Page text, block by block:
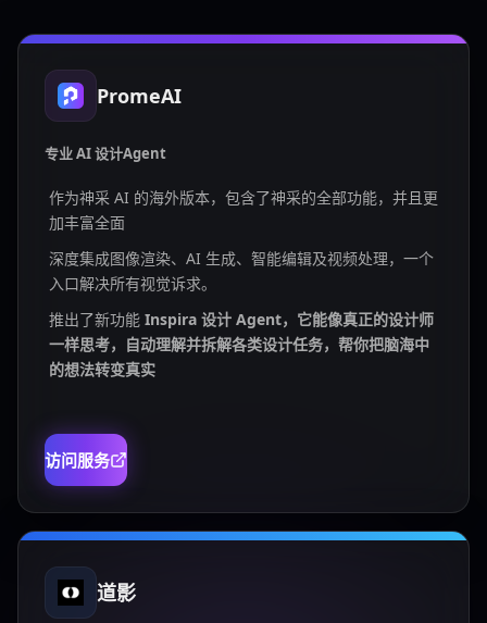
PromeAI
专业 AI 设计Agent
作为神采 AI 的海外版本，包含了神采的全部功能，并且更
加丰富全面
深度集成图像渲染、AI 生成、智能编辑及视频处理，一个
入口解决所有视觉诉求。
推出了新功能 Inspira 设计 Agent，它能像真正的设计师
一样思考，自动理解并拆解各类设计任务，帮你把脑海中
的想法转变真实
访问服务
道影